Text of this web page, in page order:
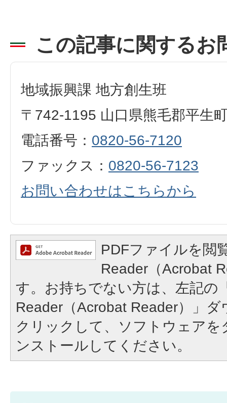
この記事に関するお
地域振興課 地方創生班
〒742-1195 山口県熊毛郡平生
電話番号： 0820-56-7120
ファックス： 0820-56-7123
お問い合わせはこちらから
PDFファイルを閲
Reader（Acrobat
す。お持ちでない方は、左記の
Reader（Acrobat Reader）」
クリックして、ソフトウェア
ンストールしてください。